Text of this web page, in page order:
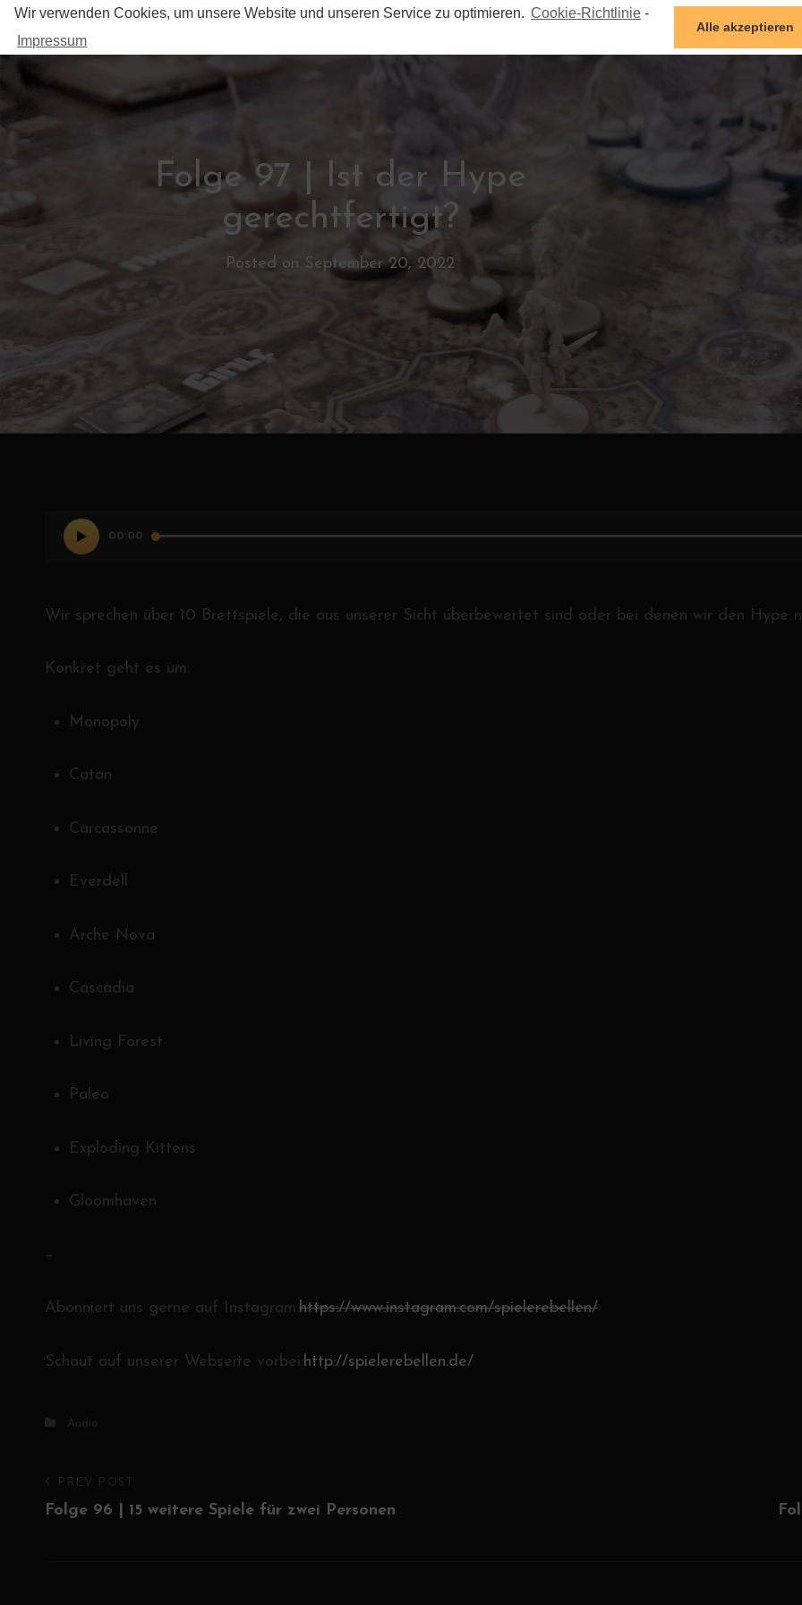
Wir verwenden Cookies, um unsere Website und unseren Service zu optimieren. Cookie-Richtlinie -
Impressum
Alle akzeptieren
SPIELEREBELLEN
Folge 97 | Ist der Hype
gerechtfertigt?
Posted on September 20, 2022
Player
00:00
Wir sprechen über 10 Brettspiele, die aus unserer Sicht überbewertet sind oder bei denen wir den Hype
Konkret geht es um:
Monopoly
Catan
Carcassonne
Everdell
Arche Nova
Cascadia
Living Forest
Paleo
Exploding Kittens
Gloomhaven
–
Abonniert uns gerne auf Instagram:https://www.instagram.com/spielerebellen/
Schaut auf unserer Webseite vorbei:http://spielerebellen.de/
Categories
Audio
Beitrags-
Navigation
Previous
Post
PREV POST
Folge 96 | 15 weitere Spiele für zwei Personen